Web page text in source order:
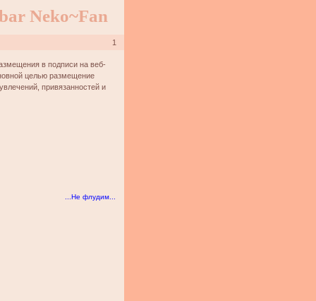
Neko~Fan
1
в подписи на веб-
целью размещение
привязанностей и
...Не флудим...